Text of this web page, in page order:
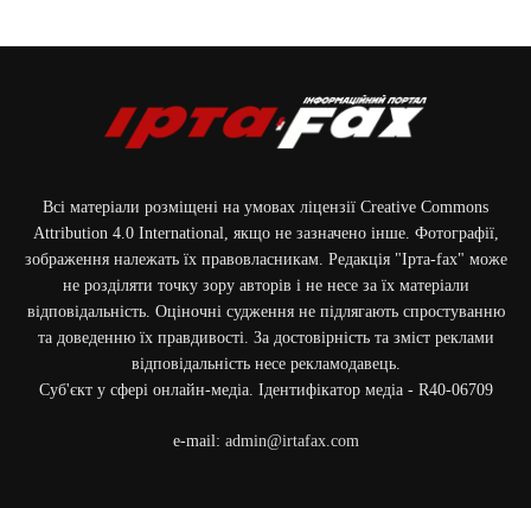
Всі матеріали розміщені на умовах ліцензії Creative Commons
Attribution 4.0 International, якщо не зазначено інше. Фотографії,
зображення належать їх правовласникам. Редакція "Ірта-fax" може
не розділяти точку зору авторів і не несе за їх матеріали
відповідальність. Оціночні судження не підлягають спростуванню
та доведенню їх правдивості. За достовірність та зміст реклами
відповідальність несе рекламодавець.
Cуб'єкт у сфері онлайн-медіа. Ідентифікатор медіа - R40-06709
e-mail: admin@irtafax.com